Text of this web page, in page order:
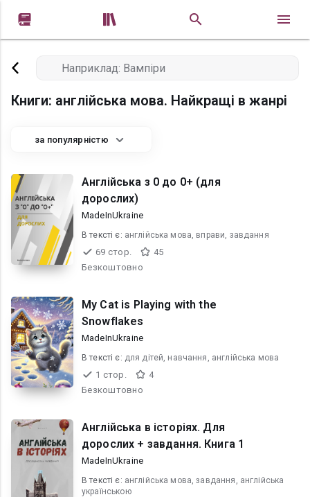
 
Книги: англійська мова. Найкращі в жанрі
за популярністю
Англійська з 0 до 0+ (для
дорослих)
MadeInUkraine
В текcті є: англійська мова, вправи, завдання
69 стор.
45
Безкоштовно
My Cat is Playing with the
Snowflakes
MadeInUkraine
В текcті є: для дітей, навчання, англійська мова
1 стор.
4
Безкоштовно
Англійська в історіях. Для
дорослих + завдання. Книга 1
MadeInUkraine
В текcті є: англійська мова, завдання, англійська
українською